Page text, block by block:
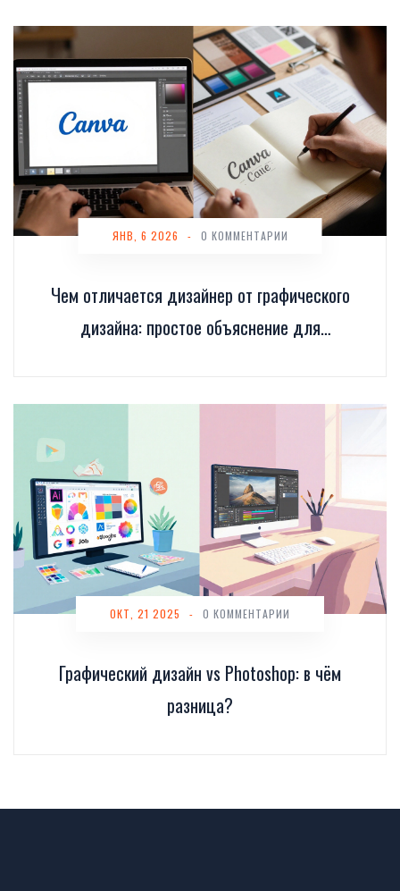
Чем отличается дизайнер от графического
дизайна: простое объяснение для
ЯНВ, 6 2026 - 0 КОММЕНТАРИИ
Графический дизайн vs Photoshop: в чём
разница?
ОКТ, 21 2025 - 0 КОММЕНТАРИИ